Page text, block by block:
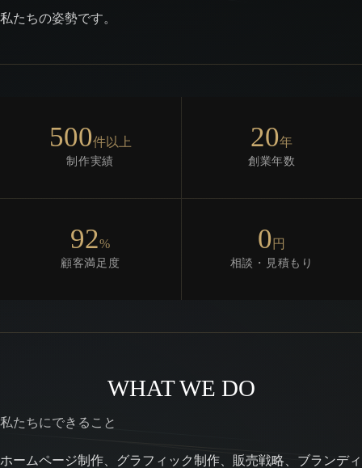
私たちの姿勢です。
500件以上
制作実績
20年
創業年数
92%
顧客満足度
0 円
相談・見積もり
WHAT WE DO
私たちにできること
ホームページ制作、グラフィック制作、販売戦略、ブランディ